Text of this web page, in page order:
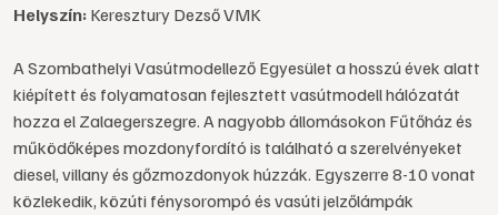
Helyszín: Keresztury Dezső VMK
A Szombathelyi Vasútmodellező Egyesület a hosszú évek alatt
kiépített és folyamatosan fejlesztett vasútmodell hálózatát
hozza el Zalaegerszegre. A nagyobb állomásokon Fűtőház és
működőképes mozdonyfordító is található a szerelvényeket
diesel, villany és gőzmozdonyok húzzák. Egyszerre 8-10 vonat
közlekedik, közúti fénysorompó és vasúti jelzőlámpák